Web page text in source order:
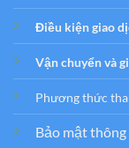
Điều kiện giao
Vận chuyển và
Phương thức
Bảo mật